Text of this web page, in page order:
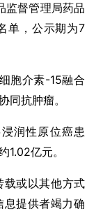
监督管理局药品
单，公示期为7
胞介素-15融合
同抗肿瘤。
润性原位癌患
1.02亿元。
载或以其他方式
提供者竭力确